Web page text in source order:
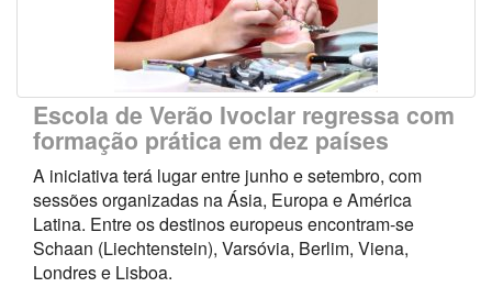
Escola de Verão Ivoclar regressa com
formação prática em dez países
A iniciativa terá lugar entre junho e setembro, com
sessões organizadas na Ásia, Europa e América
Latina. Entre os destinos europeus encontram-se
Schaan (Liechtenstein), Varsóvia, Berlim, Viena,
Londres e Lisboa.